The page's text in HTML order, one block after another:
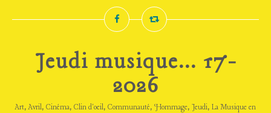
Jeudi musique... 17-
2026
Art,Avril, Cinéma, Clin d'oeil, Communauté, Hommage, Jeudi, La Musique en